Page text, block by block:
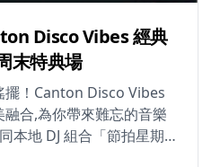
池畔酒吧享受清涼飲
音節拍下享受最酷的夏
好者還是派對狂熱者，
的夏日回憶！ 📅 日
31日（派對之夜：逢星
Disco Vibes 經典
末特典場
擺！Canton Disco Vibes
合,為你帶來難忘的音樂